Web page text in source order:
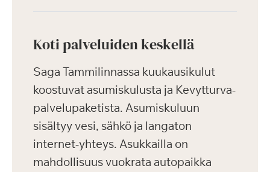
Koti palveluiden keskellä
Saga Tammilinnassa kuukausikulut
koostuvat asumiskulusta ja Kevytturva-
palvelupaketista. Asumiskuluun
sisältyy vesi, sähkö ja langaton
internet-yhteys. Asukkailla on
mahdollisuus vuokrata autopaikka